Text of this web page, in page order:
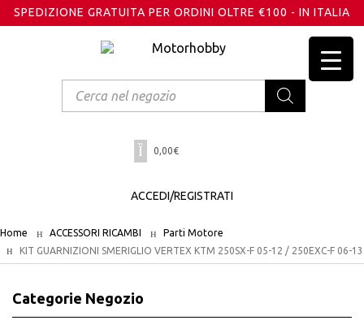
SPEDIZIONE GRATUITA PER ORDINI OLTRE €100 - IN ITALIA
search
0,00€
ACCEDI/REGISTRATI
Home ACCESSORI RICAMBI
Parti Motore
KIT GUARNIZIONI SMERIGLIO VERTEX KTM 250SX-F 05-12 / 250EXC-F 06-13
Categorie Negozio